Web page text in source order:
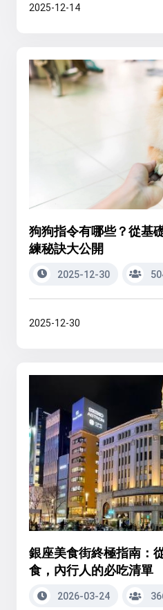
2025-12-14
狗狗指令有哪些？從基
練秘訣大公開
2025-12-30
2025-12-30
銀座美食街終極指南：
食，內行人的必吃清單
2026-03-24